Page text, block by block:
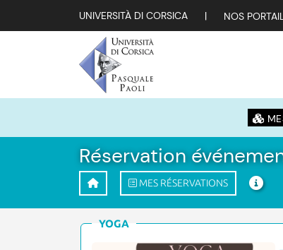
UNIVERSITÀ DI CORSICA | NOS
Réservation
MES RÉSERVATIONS
YOGA